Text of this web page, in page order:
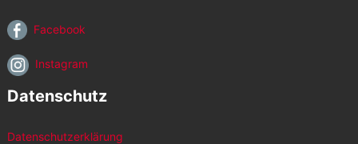
Facebook
Instagram
Datenschutz
Datenschutzerklärung